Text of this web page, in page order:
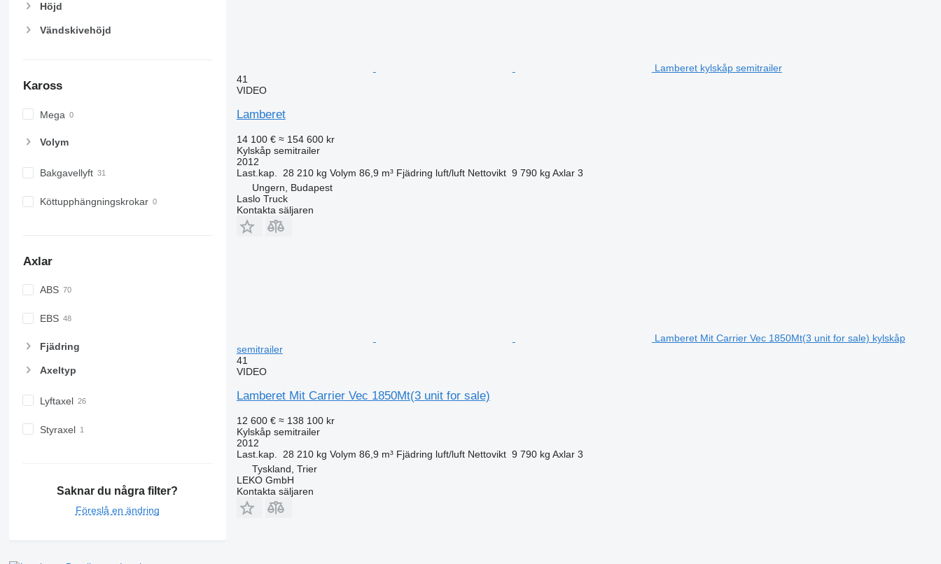
Höjd
Vändskivehöjd
Kaross
Mega
Volym
Bakgavellyft
Köttupphängningskrokar
Axlar
ABS
EBS
Fjädring
Axeltyp
Lyftaxel
Styraxel
Saknar du några filter?
Föreslå en ändring
Lamberet kylskåp semitrailer
41
VIDEO
Lamberet
14 100 € ≈ 154 600 kr
Kylskåp semitrailer
2012
Last.kap.
28 210 kg Volym 86,9 m³ Fjädring luft/luft Nettovikt 9 790 kg Axlar 3
Ungern, Budapest
Laslo Truck
Kontakta säljaren
Lamberet Mit Carrier Vec 1850Mt(3 unit for sale) kylskåp
semitrailer
41
VIDEO
Lamberet Mit Carrier Vec 1850Mt(3 unit for sale)
12 600 € ≈ 138 100 kr
Kylskåp semitrailer
2012
Last.kap.
28 210 kg Volym 86,9 m³ Fjädring luft/luft Nettovikt 9 790 kg Axlar 3
Tyskland, Trier
LEKO GmbH
Kontakta säljaren